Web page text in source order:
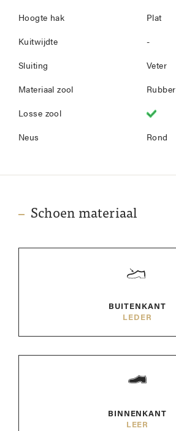
Hoogte hak Plat
Kuitwijdte -
Sluiting Veter
Materiaal zool Rubber
Losse zool
Neus Rond
Schoen materiaal
BUITENKANT
LEDER
BINNENKANT
LEER